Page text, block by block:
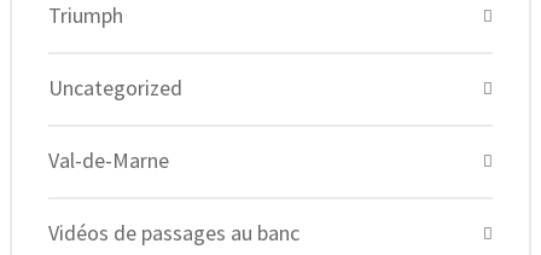
Triumph
Uncategorized
Val-de-Marne
Vidéos de passages au banc